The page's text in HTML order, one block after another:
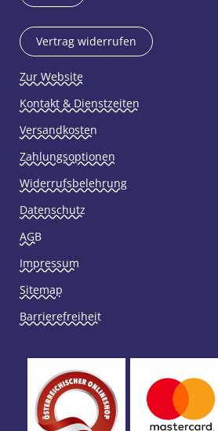
Vertrag widerrufen
Zur Website
Kontakt & Dienstzeiten
Versandkosten
Zahlungsoptionen
Widerrufsbelehrung
Datenschutz
AGB
Impressum
Sitemap
Barrierefreiheit